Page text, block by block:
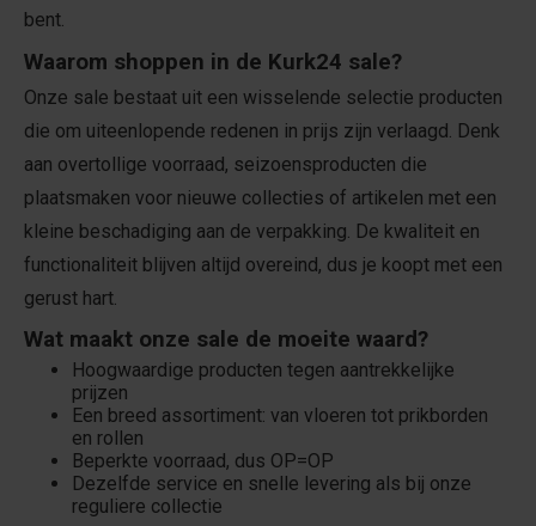
bent.
Waarom shoppen in de Kurk24 sale?
Onze sale bestaat uit een wisselende selectie producten
die om uiteenlopende redenen in prijs zijn verlaagd. Denk
aan overtollige voorraad, seizoensproducten die
plaatsmaken voor nieuwe collecties of artikelen met een
kleine beschadiging aan de verpakking. De kwaliteit en
functionaliteit blijven altijd overeind, dus je koopt met een
gerust hart.
Wat maakt onze sale de moeite waard?
Hoogwaardige producten tegen aantrekkelijke
prijzen
Een breed assortiment: van vloeren tot prikborden
en rollen
Beperkte voorraad, dus OP=OP
Dezelfde service en snelle levering als bij onze
reguliere collectie